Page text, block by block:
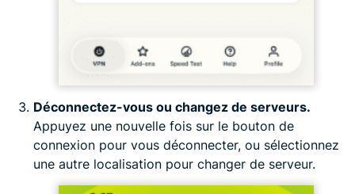
Déconnectez-vous ou changez de serveurs.
Appuyez une nouvelle fois sur le bouton de
connexion pour vous déconnecter, ou sélectionnez
une autre localisation pour changer de serveur.